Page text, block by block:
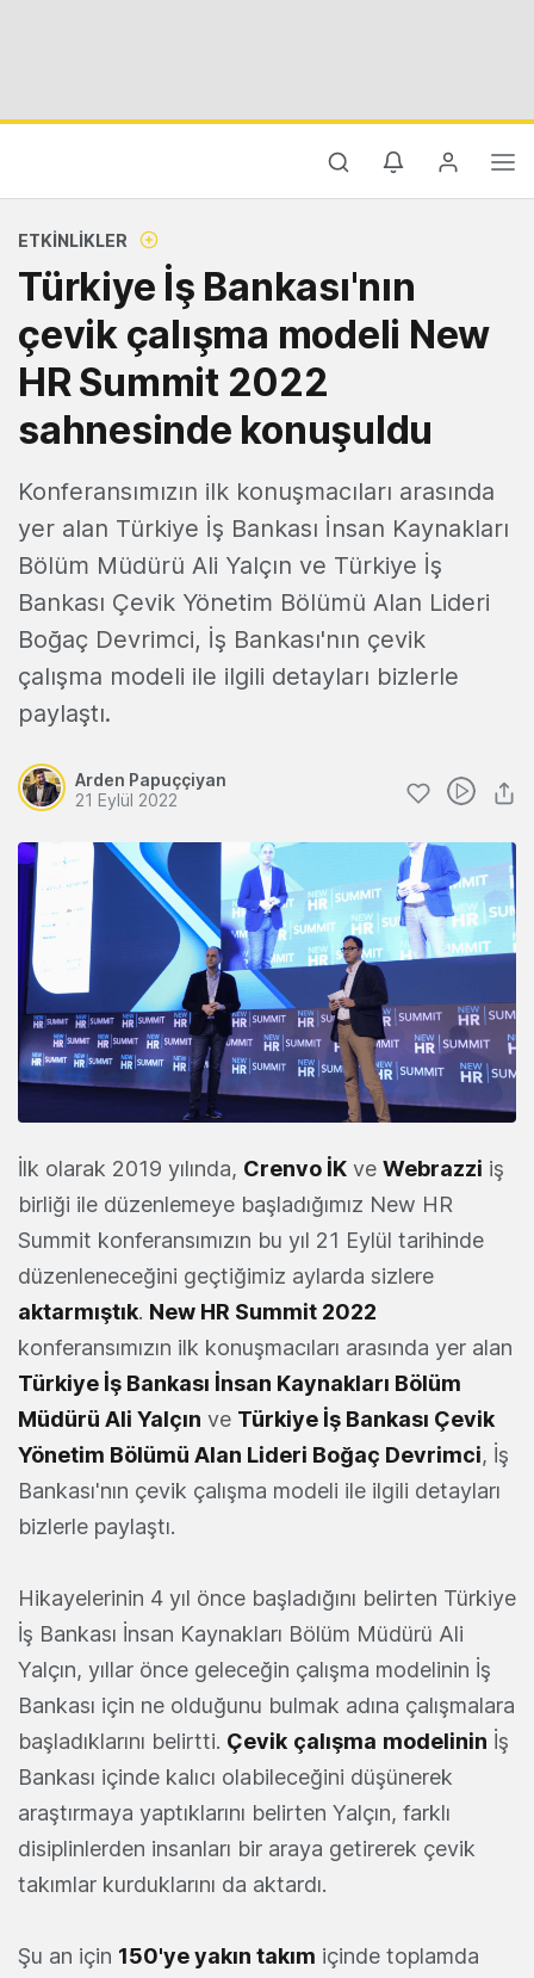
ETKINLIKLER
Türkiye İş Bankası'nın
çevik çalışma modeli New
HR Summit 2022
sahnesinde konuşuldu
Konferansımızın ilk konuşmacıları arasında
yer alan Türkiye İş Bankası İnsan Kaynakları
Bölüm Müdürü Ali Yalçın ve Türkiye İş
Bankası Çevik Yönetim Bölümü Alan Lideri
Boğaç Devrimci, İş Bankası'nın çevik
çalışma modeli ile ilgili detayları bizlerle
paylaştı.
Arden Papuççiyan
21 Eylül 2022
İlk olarak 2019 yılında, Crenvo İK ve Webrazzi iş
birliği ile düzenlemeye başladığımız New HR
Summit konferansımızın bu yıl 21 Eylül tarihinde
düzenleneceğini geçtiğimiz aylarda sizlere
aktarmıştık. New HR Summit 2022
konferansımızın ilk konuşmacıları arasında yer alan
Türkiye İş Bankası İnsan Kaynakları Bölüm
Müdürü Ali Yalçın ve Türkiye İş Bankası Çevik
Yönetim Bölümü Alan Lideri Boğaç Devrimci, İş
Bankası'nın çevik çalışma modeli ile ilgili detayları
bizlerle paylaştı.
Hikayelerinin 4 yıl önce başladığını belirten Türkiye
İş Bankası İnsan Kaynakları Bölüm Müdürü Ali
Yalçın, yıllar önce geleceğin çalışma modelinin İş
Bankası için ne olduğunu bulmak adına çalışmalara
başladıklarını belirtti. Çevik çalışma modelinin İş
Bankası içinde kalıcı olabileceğini düşünerek
araştırmaya yaptıklarını belirten Yalçın, farklı
disiplinlerden insanları bir araya getirerek çevik
takımlar kurduklarını da aktardı.
Şu an için 150'ye yakın takım içinde toplamda